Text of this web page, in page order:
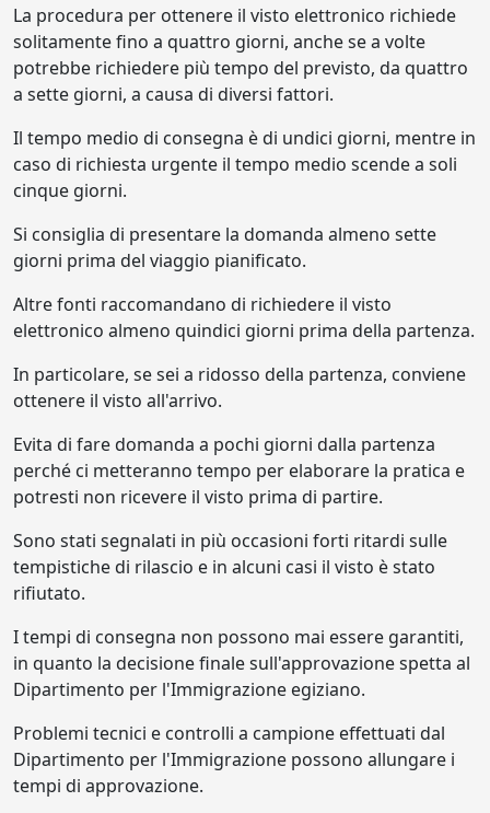
La procedura per ottenere il visto elettronico richiede
solitamente fino a quattro giorni, anche se a volte
potrebbe richiedere più tempo del previsto, da quattro
a sette giorni, a causa di diversi fattori.
Il tempo medio di consegna è di undici giorni, mentre in
caso di richiesta urgente il tempo medio scende a soli
cinque giorni.
Si consiglia di presentare la domanda almeno sette
giorni prima del viaggio pianificato.
Altre fonti raccomandano di richiedere il visto
elettronico almeno quindici giorni prima della partenza.
In particolare, se sei a ridosso della partenza, conviene
ottenere il visto all'arrivo.
Evita di fare domanda a pochi giorni dalla partenza
perché ci metteranno tempo per elaborare la pratica e
potresti non ricevere il visto prima di partire.
Sono stati segnalati in più occasioni forti ritardi sulle
tempistiche di rilascio e in alcuni casi il visto è stato
rifiutato.
I tempi di consegna non possono mai essere garantiti,
in quanto la decisione finale sull'approvazione spetta al
Dipartimento per l'Immigrazione egiziano.
Problemi tecnici e controlli a campione effettuati dal
Dipartimento per l'Immigrazione possono allungare i
tempi di approvazione.